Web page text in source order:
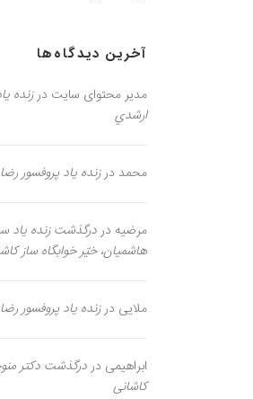
آخرین دیدگاه‌ها
مدیر محتوای سایت درزنده
ارشدي
محمد درزنده یاد پروفسور
مرضیه دردرگذشت زنده یاد
هاشمیان، خیّر خوابگاه ساز
ملایی درزنده یاد پروفسور
ابراهیمی دردرگذشت دکتر
کاشانی